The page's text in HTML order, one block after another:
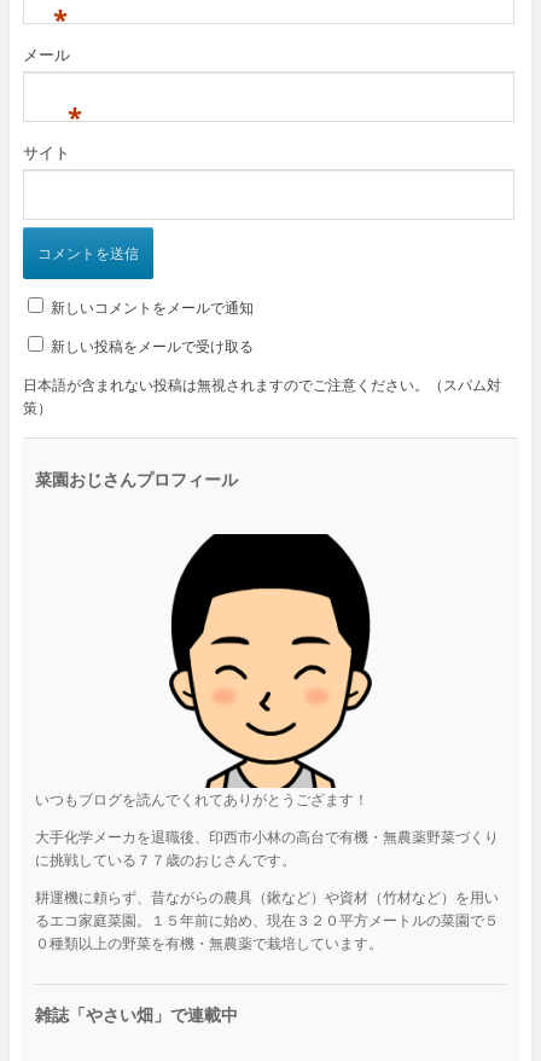
*
メール
*
サイト
新しいコメントをメールで通知
新しい投稿をメールで受け取る
日本語が含まれない投稿は無視されますのでご注意ください。（スパム対
策）
菜園おじさんプロフィール
いつもブログを読んでくれてありがとうござます！
大手化学メーカを退職後、印西市小林の高台で有機・無農薬野菜づくり
に挑戦している７７歳のおじさんです。
耕運機に頼らず、昔ながらの農具（鍬など）や資材（竹材など）を用い
るエコ家庭菜園。１５年前に始め、現在３２０平方メートルの菜園で５
０種類以上の野菜を有機・無農薬で栽培しています。
雑誌「やさい畑」で連載中